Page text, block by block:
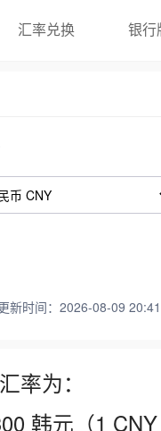
汇率兑换 银行
新时间：2026-08-09
率为：
韩元（1